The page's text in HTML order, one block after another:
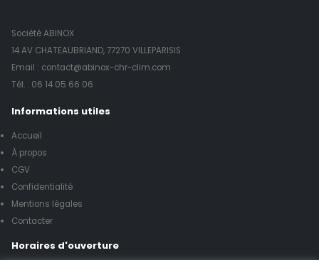
Société ABINOX
14 AV CHATEAUBRIAND, 77270 VILLEPARISIS
Email : contact@abinox-chr-clim.com
Tél. : 06 14 05 66 06
Informations utiles
Accueil
À propos
CGV
Confidentialité
Mentions légales
Contacter
Horaires d'ouverture